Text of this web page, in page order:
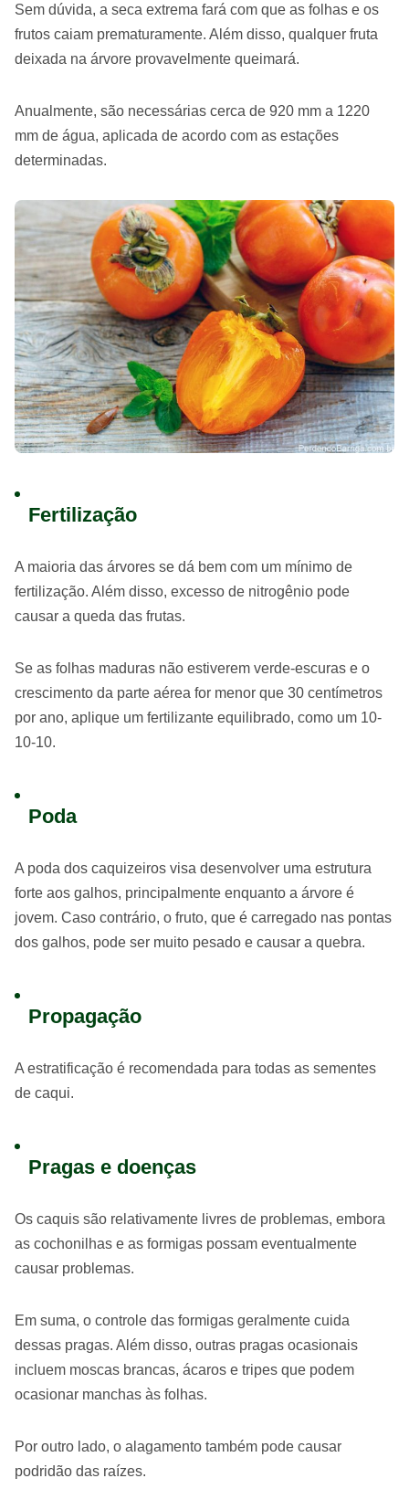
Sem dúvida, a seca extrema fará com que as folhas e os
frutos caiam prematuramente. Além disso, qualquer fruta
deixada na árvore provavelmente queimará.
Anualmente, são necessárias cerca de 920 mm a 1220
mm de água, aplicada de acordo com as estações
determinadas.
Fertilização
A maioria das árvores se dá bem com um mínimo de
fertilização. Além disso, excesso de nitrogênio pode
causar a queda das frutas.
Se as folhas maduras não estiverem verde-escuras e o
crescimento da parte aérea for menor que 30 centímetros
por ano, aplique um fertilizante equilibrado, como um 10-
10-10.
Poda
A poda dos caquizeiros visa desenvolver uma estrutura
forte aos galhos, principalmente enquanto a árvore é
jovem. Caso contrário, o fruto, que é carregado nas pontas
dos galhos, pode ser muito pesado e causar a quebra.
Propagação
A estratificação é recomendada para todas as sementes
de caqui.
Pragas e doenças
Os caquis são relativamente livres de problemas, embora
as cochonilhas e as formigas possam eventualmente
causar problemas.
Em suma, o controle das formigas geralmente cuida
dessas pragas. Além disso, outras pragas ocasionais
incluem moscas brancas, ácaros e tripes que podem
ocasionar manchas às folhas.
Por outro lado, o alagamento também pode causar
podridão das raízes.